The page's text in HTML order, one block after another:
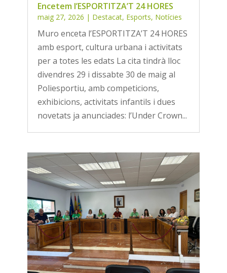
Encetem l’ESPORTITZA’T 24 HORES
maig 27, 2026 | Destacat, Esports, Notícies
Muro enceta l’ESPORTITZA’T 24 HORES
amb esport, cultura urbana i activitats
per a totes les edats La cita tindrà lloc
divendres 29 i dissabte 30 de maig al
Poliesportiu, amb competicions,
exhibicions, activitats infantils i dues
novetats ja anunciades: l’Under Crown...